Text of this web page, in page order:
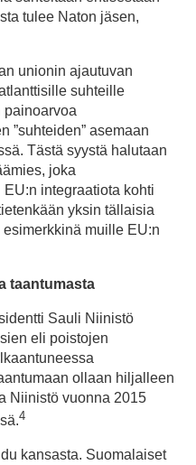
tulee Naton jäsen,
unionin ajautuvan
suhteille
painoarvoa
”suhteiden” asemaan
Tästä syystä halutaan
joka
integraatiota kohti
yksin tällaisia
muille EU:n
taantumasta
Sauli Niinistö
eli poistojen
ollaan hiljalleen
Niinistö vuonna 2015
4
kansasta. Suomalaiset